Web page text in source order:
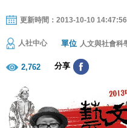
更新時間：2013-10-10
人社中心 單位 人文與社會科
2,762 分享